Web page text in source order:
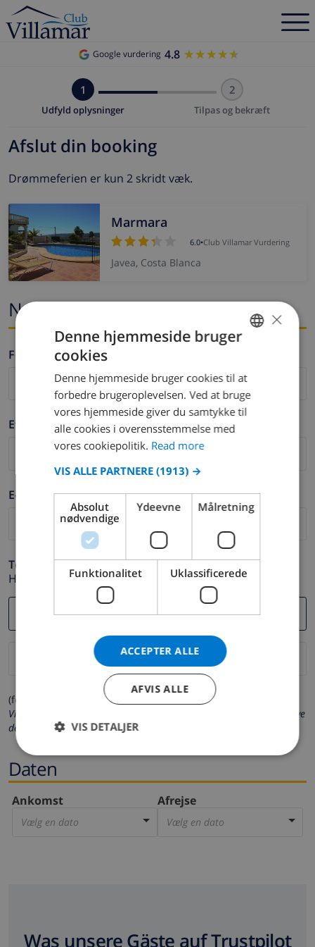
Google vurdering 4.8 ★★★★★
★★★★★
1
Udfyld oplysninger
2
Tilpas og bekræft
Afslut din booking
Drømmeferien er kun 2 skridt væk.
Marmara
6.0•Club Villamar Vurdering
Javea, Costa Blanca
Navn og e-mail
Fornavn *
Efternavn *
E-mail *
Telefon *
Hvis din e-mail adresse ikke fungerer korrekt.
(felter markeret med * er obligatoriske)
Vi beskytter dit privatliv. Dine personlige oplysninger vil aldrig blive
delt med andre.
Daten
Ankomst
Vælg en dato
Afrejse
Vælg en dato
Was unsere Gäste auf Trustpilot
DUTCH
SPANISH
ITALIAN
NORWEGIAN
×
Denne hjemmeside bruger
cookies
Denne hjemmeside bruger cookies til at
forbedre brugeroplevelsen. Ved at bruge
vores hjemmeside giver du samtykke til
alle cookies i overensstemmelse med
vores cookiepolitik. Read more
VIS ALLE PARTNERE (1913) →
Absolut
nødvendige
Ydeevne Målretning
Funktionalitet Uklassificerede
ACCEPTER ALLE
AFVIS ALLE
VIS DETALJER